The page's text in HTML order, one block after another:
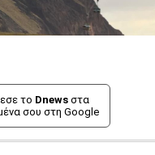
το Dnews στα
σου στη Google